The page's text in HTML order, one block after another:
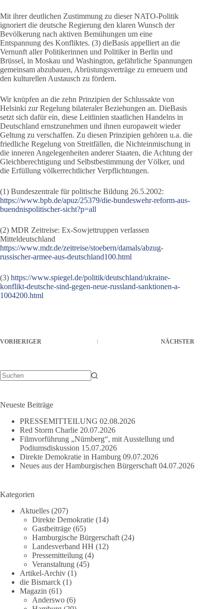
Mit ihrer deutlichen Zustimmung zu dieser NATO-Politik
ignoriert die deutsche Regierung den klaren Wunsch der
Bevölkerung nach aktiven Bemühungen um eine
Entspannung des Konfliktes. (3) dieBasis appelliert an die
Vernunft aller Politikerinnen und Politiker in Berlin und
Brüssel, in Moskau und Washington, gefährliche Spannungen
gemeinsam abzubauen, Abrüstungsverträge zu erneuern und
den kulturellen Austausch zu fördern.
Wir knüpfen an die zehn Prinzipien der Schlussakte von
Helsinki zur Regelung bilateraler Beziehungen an. DieBasis
setzt sich dafür ein, diese Leitlinien staatlichen Handelns in
Deutschland ernstzunehmen und ihnen europaweit wieder
Geltung zu verschaffen. Zu diesen Prinzipien gehören u.a. die
friedliche Regelung von Streitfällen, die Nichteinmischung in
die inneren Angelegenheiten anderer Staaten, die Achtung der
Gleichberechtigung und Selbstbestimmung der Völker, und
die Erfüllung völkerrechtlicher Verpflichtungen.
(1) Bundeszentrale für politische Bildung 26.5.2002:
https://www.bpb.de/apuz/25379/die-bundeswehr-reform-aus-
buendnispolitischer-sicht?p=all
(2) MDR Zeitreise: Ex-Sowjettruppen verlassen
Mitteldeutschland
https://www.mdr.de/zeitreise/stoebern/damals/abzug-
russischer-armee-aus-deutschland100.html
(3) https://www.spiegel.de/politik/deutschland/ukraine-
konflikt-deutsche-sind-gegen-neue-russland-sanktionen-a-
1004200.html
VORHERIGER NÄCHSTER
Neueste Beiträge
PRESSEMITTEILUNG 02.08.2026
Red Storm Charlie 20.07.2026
Filmvorführung „Nürnberg“, mit Ausstellung und
Podiumsdiskussion 15.07.2026
Direkte Demokratie in Hamburg 09.07.2026
Neues aus der Hamburgischen Bürgerschaft 04.07.2026
Kategorien
Aktuelles (207)
Direkte Demokratie (14)
Gastbeiträge (65)
Hamburgische Bürgerschaft (24)
Landesverband HH (12)
Pressemitteilung (4)
Veranstaltung (45)
Artikel-Archiv (1)
die Bismarck (1)
Magazin (61)
Anderswo (6)